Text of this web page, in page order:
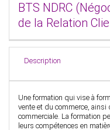
BTS NDRC
de la Relation
Description
Une formation qui vise à
vente et du commerce,
commerciale. La formation
leurs compétences en